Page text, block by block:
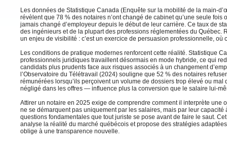
Les données de Statistique Canada (Enquête sur la mobilité de la main-
révèlent que 78 % des notaires n’ont changé de cabinet qu’une seule fois
jamais changé d’employeur depuis le début de leur carrière. Ce taux de
des ingénieurs et de la plupart des professions réglementées du Québec.
un enjeu de visibilité : c’est un exercice de persuasion professionnelle, où
Les conditions de pratique modernes renforcent cette réalité. Statistique
professionnels juridiques travaillent désormais en mode hybride, ce qui
candidats plus prudents face aux risques associés à un changement
l’Observatoire du Télétravail (2024) souligne que 52 % des notaires
rémunérées lorsqu’ils perçoivent un volume de dossiers trop élevé ou
négligé dans les offres — influence plus la conversion que le salaire lui-
Attirer un notaire en 2025 exige de comprendre comment il interprète une
ne se démarquent pas uniquement par les salaires, mais par leur capacité
questions fondamentales que tout juriste se pose avant de faire le saut.
analyse la réalité du marché québécois et propose des stratégies
oblige à une transparence nouvelle.